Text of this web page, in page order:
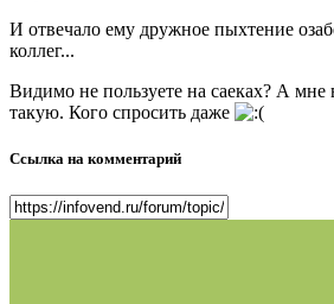
И отвечало ему дружное пыхтение
коллег...
Видимо не пользуете на саеках? А мне
такую. Кого спросить даже
Ссылка на комментарий